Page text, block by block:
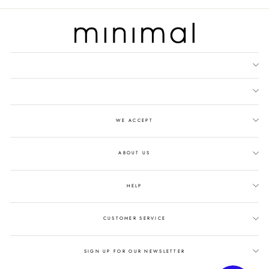
WE ACCEPT
ABOUT US
HELP
CUSTOMER SERVICE
SIGN UP FOR OUR NEWSLETTER